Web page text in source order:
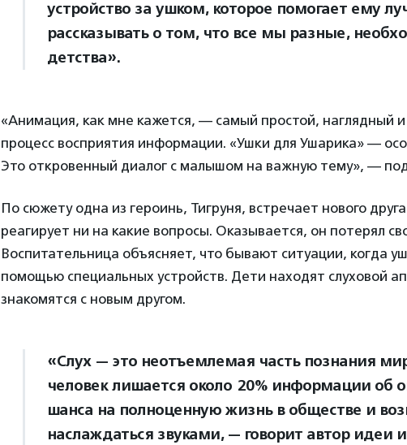
устройство за ушком, которое помогает ему
рассказывать о том, что все мы разные,
детства».
«Анимация, как мне кажется, — самый простой, наглядный
процесс восприятия информации. «Ушки для Ушарика» —
Это откровенный диалог с малышом на важную тему», —
По сюжету одна из героинь, Тигруня, встречает нового
реагирует ни на какие вопросы. Оказывается, он потерял
Воспитательница объясняет, что бывают ситуации, когда
помощью специальных устройств. Дети находят слуховой
знакомятся с новым другом.
«Слух — это неотъемлемая часть познания
человек лишается около 20% информации об
шанса на полноценную жизнь в обществе и
наслаждаться звуками, — говорит автор идеи